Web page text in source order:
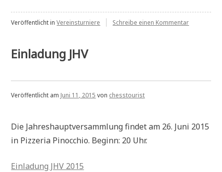
Veröffentlicht inVereinsturniere Schreibe einen Kommentarzu
Einladung JHV
Veröffentlicht am Juni 11, 2015 von chesstourist
Die Jahreshauptversammlung findet am 26. Juni 2015
in Pizzeria Pinocchio. Beginn: 20 Uhr.
Einladung JHV 2015